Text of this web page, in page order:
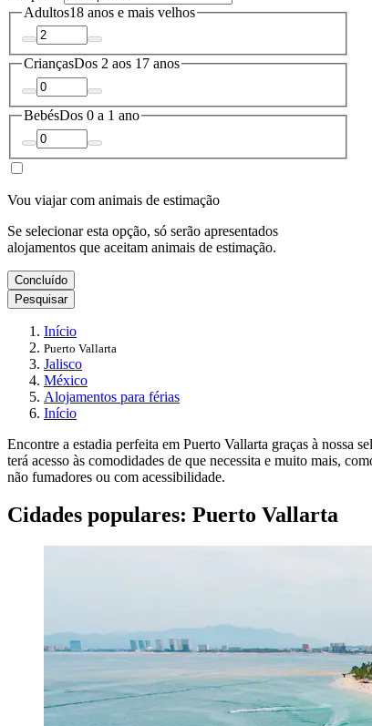
Adultos18 anos e mais velhos
CriançasDos 2 aos 17 anos
BebésDos 0 a 1 ano
Vou viajar com animais de estimação
Se selecionar esta opção, só serão apresentados
alojamentos que aceitam animais de estimação.
Concluído
Pesquisar
Início
Puerto Vallarta
Jalisco
México
Alojamentos para férias
Início
Encontre a estadia perfeita em Puerto Vallarta graças à nossa
terá acesso às comodidades de que necessita e muito mais,
não fumadores ou com acessibilidade.
Cidades populares: Puerto Vallarta